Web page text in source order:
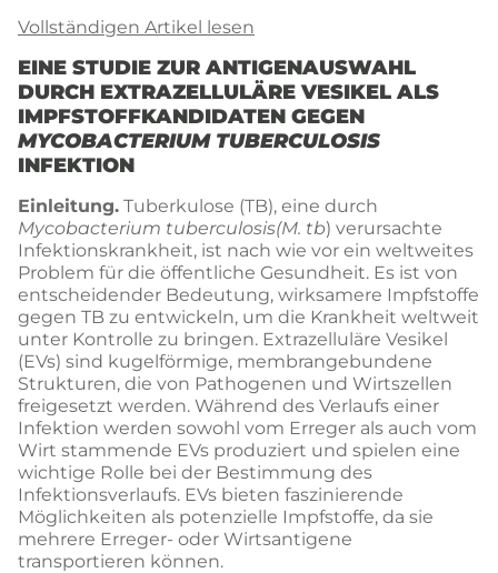
Vollständigen Artikel lesen
EINE STUDIE ZUR ANTIGENAUSWAHL
DURCH EXTRAZELLULÄRE VESIKEL ALS
IMPFSTOFFKANDIDATEN GEGEN
MYCOBACTERIUM TUBERCULOSIS
INFEKTION
Einleitung. Tuberkulose (TB), eine durch
Mycobacterium tuberculosis(M. tb) verursachte
Infektionskrankheit, ist nach wie vor ein weltweites
Problem für die öffentliche Gesundheit. Es ist von
entscheidender Bedeutung, wirksamere Impfstoffe
gegen TB zu entwickeln, um die Krankheit weltweit
unter Kontrolle zu bringen. Extrazelluläre Vesikel
(EVs) sind kugelförmige, membrangebundene
Strukturen, die von Pathogenen und Wirtszellen
freigesetzt werden. Während des Verlaufs einer
Infektion werden sowohl vom Erreger als auch vom
Wirt stammende EVs produziert und spielen eine
wichtige Rolle bei der Bestimmung des
Infektionsverlaufs. EVs bieten faszinierende
Möglichkeiten als potenzielle Impfstoffe, da sie
mehrere Erreger- oder Wirtsantigene
transportieren können.